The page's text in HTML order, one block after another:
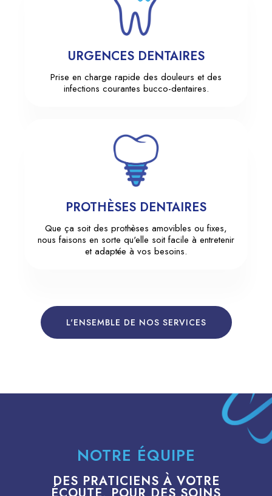
URGENCES DENTAIRES
Prise en charge rapide des douleurs et des
infections courantes bucco-dentaires.
PROTHÈSES DENTAIRES
Que ça soit des prothèses amovibles ou fixes,
nous faisons en sorte qu'elle soit facile à entretenir
et adaptée à vos besoins.
L'ENSEMBLE DE NOS SERVICES
NOTRE ÉQUIPE
DES PRATICIENS À VOTRE